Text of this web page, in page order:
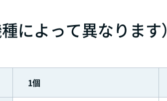
によって異なります）
1個